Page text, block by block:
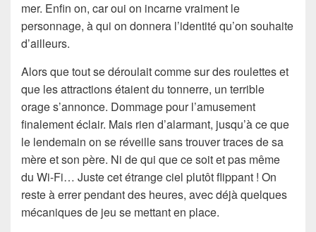
mer. Enfin on, car oui on incarne vraiment le
personnage, à qui on donnera l’identité qu’on souhaite
d’ailleurs.
Alors que tout se déroulait comme sur des roulettes et
que les attractions étaient du tonnerre, un terrible
orage s’annonce. Dommage pour l’amusement
finalement éclair. Mais rien d’alarmant, jusqu’à ce que
le lendemain on se réveille sans trouver traces de sa
mère et son père. Ni de qui que ce soit et pas même
du Wi-Fi… Juste cet étrange ciel plutôt flippant ! On
reste à errer pendant des heures, avec déjà quelques
mécaniques de jeu se mettant en place.